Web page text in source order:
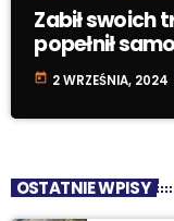
Zabił swoich
popełnił
today 2 WRZEŚNIA, 2024
OSTATNIE WPISY